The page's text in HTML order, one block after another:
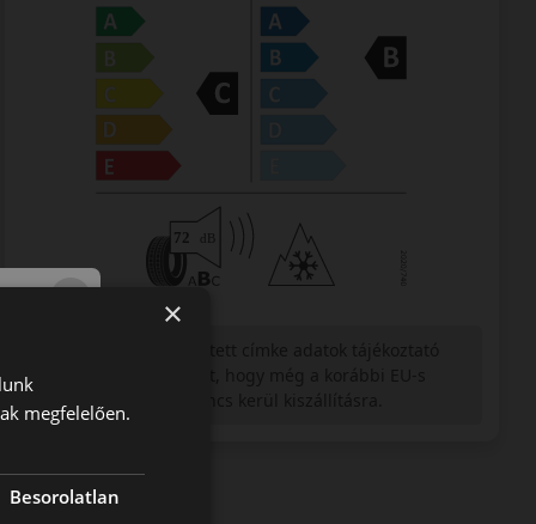
címkével ellátott abroncs kerül kiszállításra.
×
megfelelően.
Besorolatlan